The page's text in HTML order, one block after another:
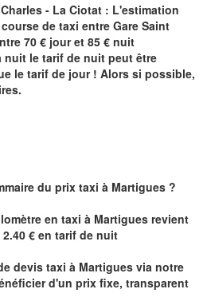
- La Ciotat : L'estimation
de taxi entre Gare Saint
70 € jour et 85 € nuit
nuit le tarif de nuit peut être
le tarif de jour ! Alors si possible,
du prix taxi à Martigues ?
en taxi à Martigues revient
€ en tarif de nuit
devis taxi à Martigues via notre
d'un prix fixe, transparent